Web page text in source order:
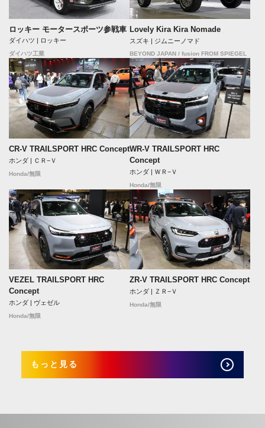
ロッキー モータースポーツ参戦車
ダイハツ | ロッキー
ダイハツ工業
Lovely Kira Kira Nomade
スズキ | ジムニーノマド
BEYOND JAPAN / fusion FROM SPIEGEL
CR-V TRAILSPORT HRC Concept
ホンダ | ＣＲ−Ｖ
Honda/無限
WR-V TRAILSPORT HRC
Concept
ホンダ | ＷＲ−Ｖ
Honda/無限
VEZEL TRAILSPORT HRC
Concept
ホンダ | ヴェゼル
Honda/無限
ZR-V TRAILSPORT HRC Concept
ホンダ | ＺＲ−Ｖ
Honda/無限
もっと見る